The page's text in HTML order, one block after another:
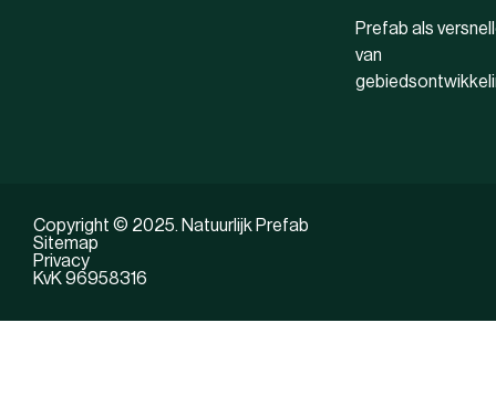
Prefab als
van
Copyright © 2025. Natuurlijk Prefab
Sitemap
Privacy
KvK 96958316